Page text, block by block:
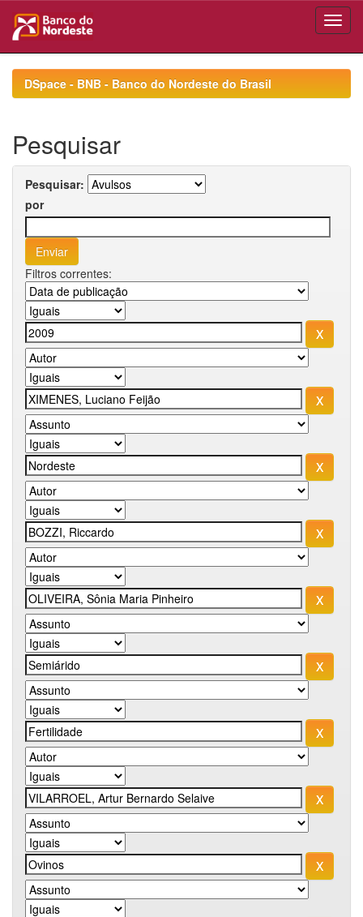
navigationDSpace - BNB - Banco do Nordeste do Brasil
Pesquisar
Pesquisar:
por
Filtros correntes: